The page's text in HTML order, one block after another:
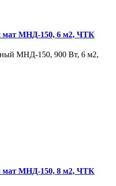
мат МНД-150, 6 м2, ЧТК
МНД-150, 900 Вт, 6 м2,
мат МНД-150, 8 м2, ЧТК